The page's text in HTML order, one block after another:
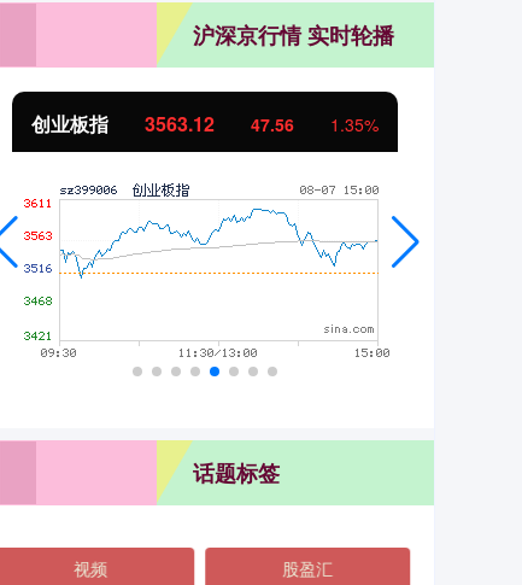
沪深京行情 实时轮播
基金指数 7242.10 12.30 0.17%
话题标签
视频 股盈汇